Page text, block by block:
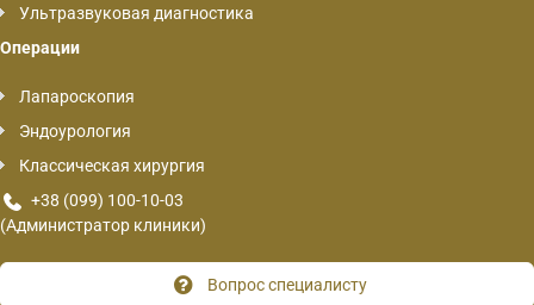
Ультразвуковая диагностика
Операции
Лапароскопия
Эндоурология
Классическая хирургия
+38 (099) 100-10-03
(Администратор клиники)
Вопрос специалисту